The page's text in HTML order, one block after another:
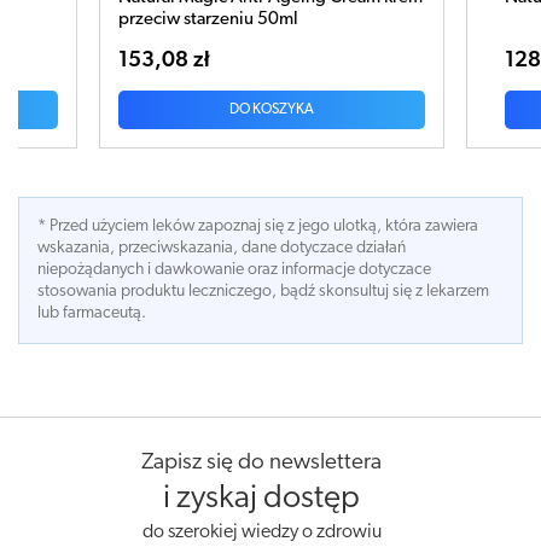
128,95 zł
DO KOSZYKA
* Przed użyciem leków zapoznaj się z jego ulotką, która zawiera
wskazania, przeciwskazania, dane dotyczace działań
niepożądanych i dawkowanie oraz informacje dotyczace
stosowania produktu leczniczego, bądź skonsultuj się z lekarzem
lub farmaceutą.
Zapisz się do newslettera
i zyskaj dostęp
do szerokiej wiedzy o zdrowiu